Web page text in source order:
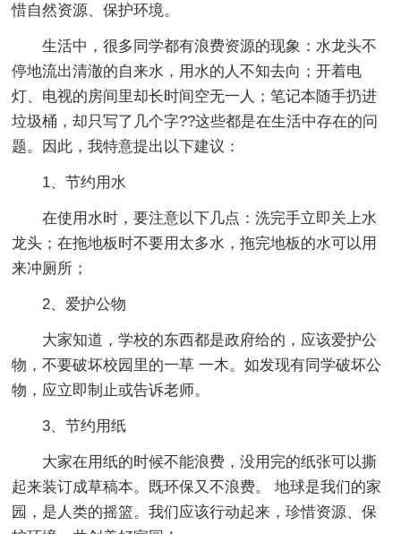
惜自然资源、保护环境。
生活中，很多同学都有浪费资源的现象：水龙头不
停地流出清澈的自来水，用水的人不知去向；开着电
灯、电视的房间里却长时间空无一人；笔记本随手扔进
垃圾桶，却只写了几个字??这些都是在生活中存在的问
题。因此，我特意提出以下建议：
1、节约用水
在使用水时，要注意以下几点：洗完手立即关上水
龙头；在拖地板时不要用太多水，拖完地板的水可以用
来冲厕所；
2、爱护公物
大家知道，学校的东西都是政府给的，应该爱护公
物，不要破坏校园里的一草 一木。如发现有同学破坏公
物，应立即制止或告诉老师。
3、节约用纸
大家在用纸的时候不能浪费，没用完的纸张可以撕
起来装订成草稿本。既环保又不浪费。 地球是我们的家
园，是人类的摇篮。我们应该行动起来，珍惜资源、保